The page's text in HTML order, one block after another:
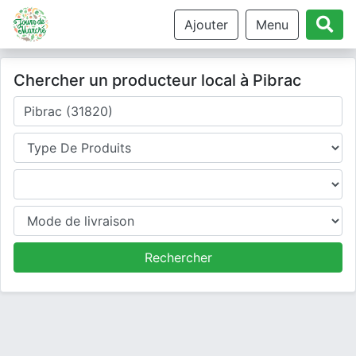
Ajouter Menu
Chercher un producteur local à Pibrac
Où cherchez-vous un producteur ?
Type de produits
Produits
Mode de livraison
Rechercher